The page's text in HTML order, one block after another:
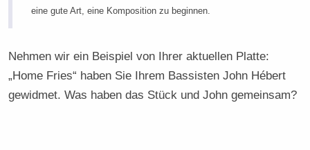
eine gute Art, eine Komposition zu beginnen.
Nehmen wir ein Beispiel von Ihrer aktuellen Platte:
„Home Fries“ haben Sie Ihrem Bassisten John Hébert
gewidmet. Was haben das Stück und John gemeinsam?